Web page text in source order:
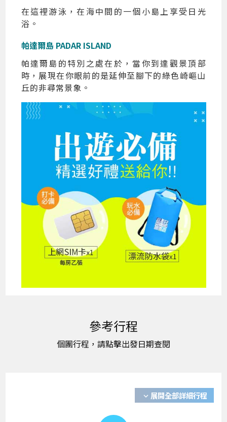
在這裡游泳，在海中間的一個小島上享受日光
浴。
帕達爾島 PADAR ISLAND
帕達爾島的特別之處在於，當你到達觀景頂部
時，展現在你眼前的是延伸至腳下的綠色崎嶇山
丘的非尋常景象。
expand_more 展開全部詳細行程